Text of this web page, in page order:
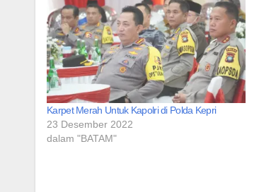
Karpet Merah Untuk Kapolri di Polda Kepri
23 Desember 2022
dalam "BATAM"